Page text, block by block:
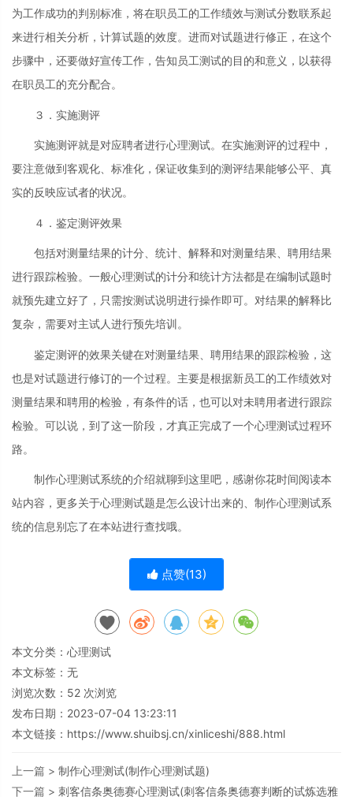
为工作成功的判别标准，将在职员工的工作绩效与测试分数联系起
来进行相关分析，计算试题的效度。进而对试题进行修正，在这个
步骤中，还要做好宣传工作，告知员工测试的目的和意义，以获得
在职员工的充分配合。
３．实施测评
实施测评就是对应聘者进行心理测试。在实施测评的过程中，
要注意做到客观化、标准化，保证收集到的测评结果能够公平、真
实的反映应试者的状况。
４．鉴定测评效果
包括对测量结果的计分、统计、解释和对测量结果、聘用结果
进行跟踪检验。一般心理测试的计分和统计方法都是在编制试题时
就预先建立好了，只需按测试说明进行操作即可。对结果的解释比
复杂，需要对主试人进行预先培训。
鉴定测评的效果关键在对测量结果、聘用结果的跟踪检验，这
也是对试题进行修订的一个过程。主要是根据新员工的工作绩效对
测量结果和聘用的检验，有条件的话，也可以对未聘用者进行跟踪
检验。可以说，到了这一阶段，才真正完成了一个心理测试过程环
路。
制作心理测试系统的介绍就聊到这里吧，感谢你花时间阅读本
站内容，更多关于心理测试题是怎么设计出来的、制作心理测试系
统的信息别忘了在本站进行查找哦。
点赞(13)
本文分类： 心理测试
本文标签：无
浏览次数： 52 次浏览
发布日期：2023-07-04 13:23:11
本文链接： https://www.shuibsj.cn/xinliceshi/888.html
上一篇 > 制作心理测试(制作心理测试题)
下一篇 > 刺客信条奥德赛心理测试(刺客信条奥德赛判断的试炼选雅